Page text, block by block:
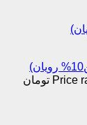
Price range: ۳۱۵,۰۰۰ تومان